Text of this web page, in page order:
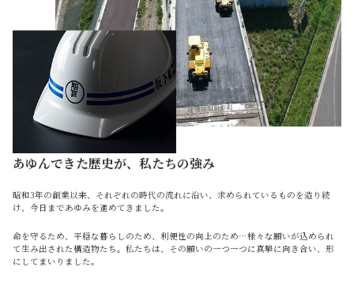
あゆんできた歴史が、私たちの強み
昭和3年の創業以来、それぞれの時代の流れに沿い、求められているものを造り続
け、今日まであゆみを進めてきました。
命を守るため、平穏な暮らしのため、利便性の向上のため…様々な願いが込められ
て生み出された構造物たち。私たちは、その願いの一つ一つに真摯に向き合い、形
にしてまいりました。